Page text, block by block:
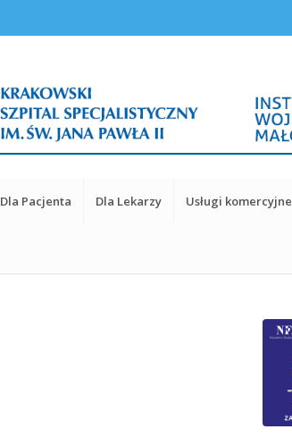
Dla Pacjenta Dla Lekarzy Usługi komercyjne